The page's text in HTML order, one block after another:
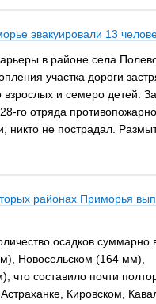
эвакуировали 13
в районе села
участка дороги
и семеро детей.
го отряда
никто не пострадал.
районах Приморья
осадков суммарно
Новосельском (164 мм),
составило почти
Кировском,